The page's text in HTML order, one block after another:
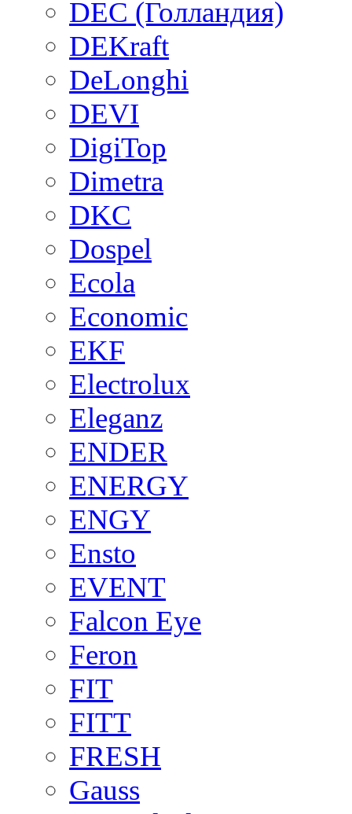
DEC (Голландия)
DEKraft
DeLonghi
DEVI
DigiTop
Dimetra
DKC
Dospel
Ecola
Economic
EKF
Electrolux
Eleganz
ENDER
ENERGY
ENGY
Ensto
EVENT
Falcon Eye
Feron
FIT
FITT
FRESH
Gauss